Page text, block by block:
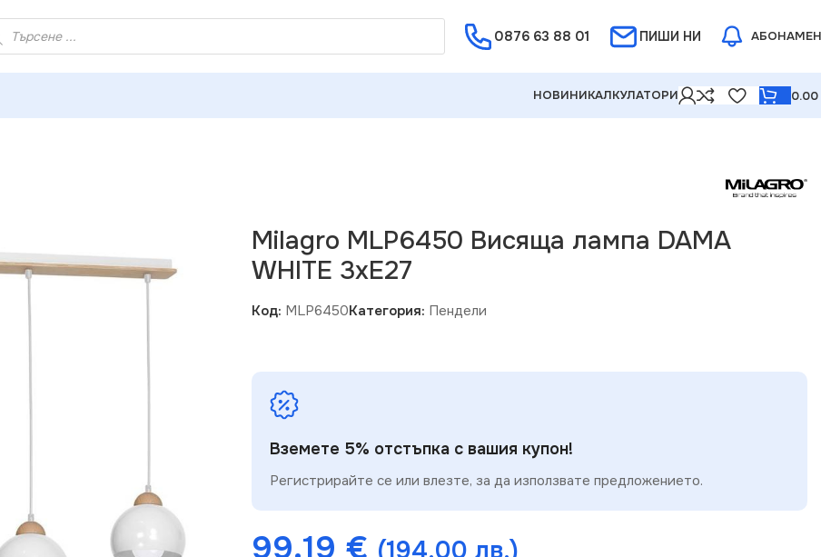
ХЕЙ ТИ! РЕГИСТРИРАЙ СЕ И ВЗЕМИ КУПОН ЗА НАМАЛЕНИЕ ОТ 5% 0876 63 88 01 ПИШИ НИ
НОВИНИКАЛКУЛАТОРИ 0.00
Milagro MLP6450 Висяща лампа DAMA
WHITE 3xE27
Код: MLP6450Категория: Пендели
Вземете 5% отстъпка с вашия купон!
Регистрирайте се или влезте, за да използвате предложението.
99.19 € (194.00 лв.)